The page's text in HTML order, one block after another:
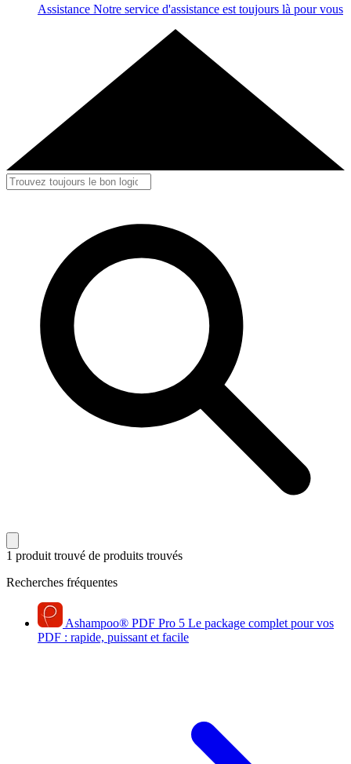
Assistance Notre service d'assistance est toujours là pour vous
1 produit trouvé de produits trouvés
Recherches fréquentes
Ashampoo® PDF Pro 5 Le package complet pour vos
PDF : rapide, puissant et facile